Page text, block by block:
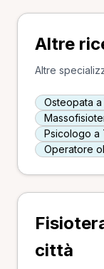
Altre
Altre
Osteopata
Psicologo a
Operatore
città